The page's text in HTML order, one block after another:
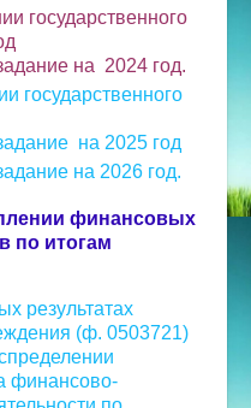
государственного
на 2024 год.
государственного
на 2025 год
на 2026 год.
финансовых
по итогам
результатах
(ф. 0503721)
финансово-